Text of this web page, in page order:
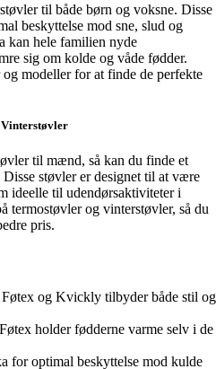
til både børn og voksne. Disse
beskyttelse mod sne, slud og
kan hele familien nyde
sig om kolde og våde fødder.
modeller for at finde de perfekte
til mænd, så kan du finde et
støvler er designet til at være
ideelle til udendørsaktiviteter i
termostøvler og vinterstøvler, så du
pris.
og Kvickly tilbyder både stil og
holder fødderne varme selv i de
for optimal beskyttelse mod kulde